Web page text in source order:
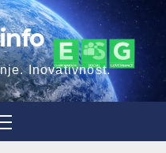
Inovativnost.